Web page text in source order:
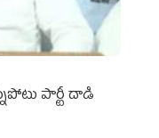
పార్టీ దాడి